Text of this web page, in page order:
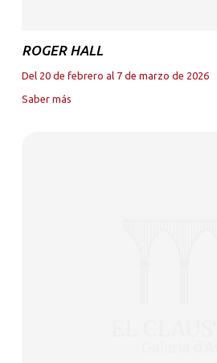
ROGER HALL
Del 20 de febrero al 7 de marzo de 2026
Saber más